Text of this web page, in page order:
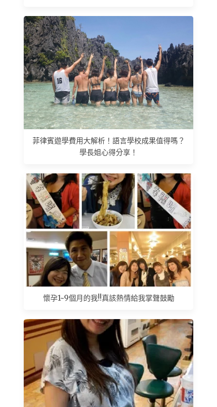
菲律賓遊學費用大解析！語言學校成果值得嗎？
學長姐心得分享！
懷孕1~9個月的我!!真該熱情給我掌聲鼓勵